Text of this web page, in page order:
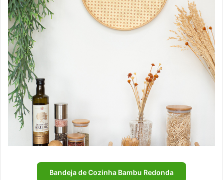
Bandeja de Cozinha Bambu Redonda